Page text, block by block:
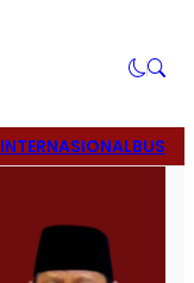
INTERNASIONAL